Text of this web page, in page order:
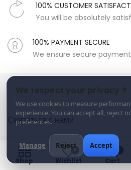
We respect your privacy ?
We use cookies to measure
experience. You can accept all, reject
preferences.
Manage Reject Accept
Shop Wishlist Cart
100% CUSTOMER
You will be absolutely
100% PAYMENT SECURE
We ensure secure payment
Связаться с нами
Категории
Магазин
0
Избранное Корзина